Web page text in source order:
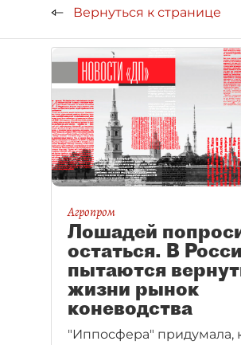
Вернуться к странице
Агропром
Лошадей
остаться. В
пытаются
жизни рынок
коневодства
"Иппосфера" придумала,